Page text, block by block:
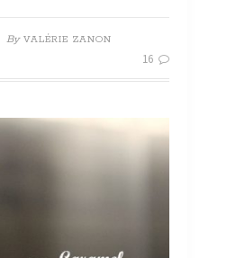
By VALÉRIE ZANON
16